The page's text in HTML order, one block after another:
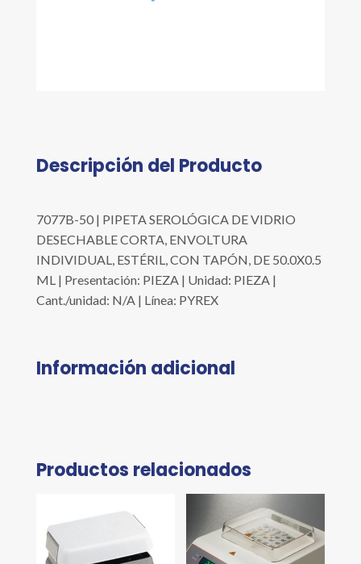
Descripción del Producto
7077B-50 | PIPETA SEROLÓGICA DE VIDRIO
DESECHABLE CORTA, ENVOLTURA
INDIVIDUAL, ESTÉRIL, CON TAPÓN, DE 50.0X0.5
ML | Presentación: PIEZA | Unidad: PIEZA |
Cant./unidad: N/A | Línea: PYREX
Información adicional
Productos relacionados